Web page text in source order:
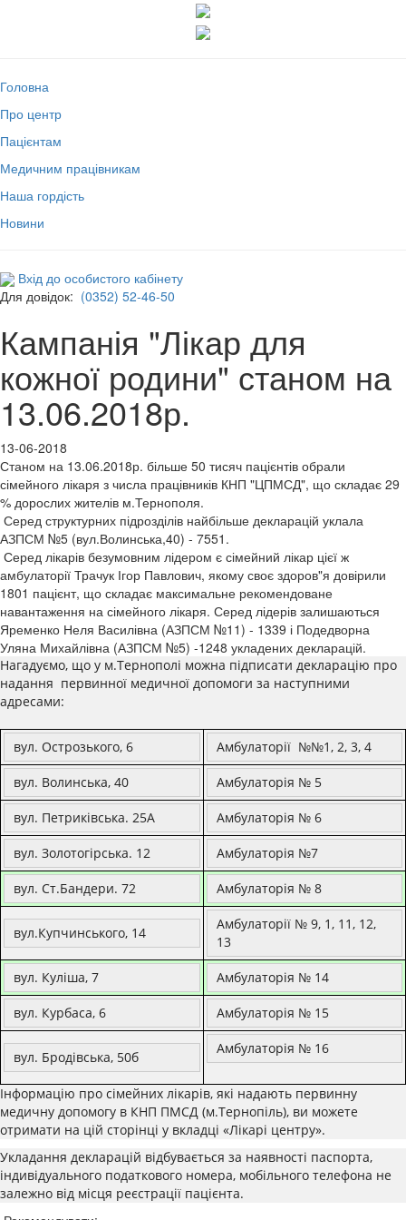
Головна
Про центр
Пацієнтам
Медичним працівникам
Наша гордість
Новини
Вхід до особистого кабінету
Для довідок: (0352) 52-46-50
Кампанія "Лікар для
кожної родини" станом на
13.06.2018р.
13-06-2018
Станом на 13.06.2018р. більше 50 тисяч пацієнтів обрали
сімейного лікаря з числа працівників КНП "ЦПМСД", що складає 29
% дорослих жителів м.Тернополя.
Серед структурних підрозділів найбільше декларацій уклала
АЗПСМ №5 (вул.Волинська,40) - 7551.
Серед лікарів безумовним лідером є сімейний лікар цієї ж
амбулаторії Трачук Ігор Павлович, якому своє здоров"я довірили
1801 пацієнт, що складає максимальне рекомендоване
навантаження на сімейного лікаря. Серед лідерів залишаються
Яременко Неля Василівна (АЗПСМ №11) - 1339 і Подедворна
Уляна Михайлівна (АЗПСМ №5) -1248 укладених декларацій.
Нагадуємо, що у м.Тернополі можна підписати декларацію про
надання первинної медичної допомоги за наступними
адресами:
вул. Острозького, 6 Амбулаторії №№1, 2, 3, 4
вул. Волинська, 40 Амбулаторія № 5
вул. Петриківська. 25А Амбулаторія № 6
вул. Золотогірська. 12 Амбулаторія №7
вул. Ст.Бандери. 72 Амбулаторія № 8
вул.Купчинського, 14
Амбулаторії № 9, 1, 11, 12,
13
вул. Куліша, 7 Амбулаторія № 14
вул. Курбаса, 6 Амбулаторія № 15
вул. Бродівська, 50б
Амбулаторія № 16
Інформацію про сімейних лікарів, які надають первинну
медичну допомогу в КНП ПМСД (м.Тернопіль), ви можете
отримати на цій сторінці у вкладці «Лікарі центру».
Укладання декларацій відбувається за наявності паспорта,
індивідуального податкового номера, мобільного телефона не
залежно від місця реєстрації пацієнта.